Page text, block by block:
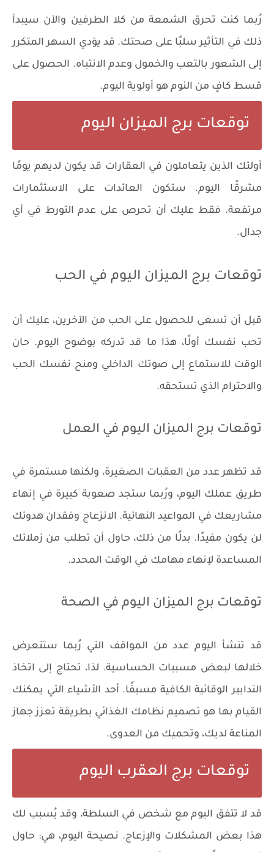
رُبما كنت تحرق الشمعة من كلا الطرفين والآن سيبدأ
ذلك في التأثير سلبًا على صحتك. قد يؤدي السهر المتكرر
إلى الشعور بالتعب والخمول وعدم الانتباه. الحصول على
قسط كافٍ من النوم هو أولوية اليوم.
توقعات برج الميزان اليوم
أولئك الذين يتعاملون في العقارات قد يكون لديهم يومًا
مشرقًا اليوم. ستكون العائدات على الاستثمارات
مرتفعة. فقط عليك أن تحرص على عدم التورط في أي
جدال.
توقعات برج الميزان اليوم في الحب
قبل أن تسعى للحصول على الحب من الآخرين، عليك أن
تحب نفسك أولًا، هذا ما قد تدركه بوضوح اليوم. حان
الوقت للاستماع إلى صوتك الداخلي ومنح نفسك الحب
والاحترام الذي تستحقه.
توقعات برج الميزان اليوم في العمل
قد تظهر عدد من العقبات الصغيرة، ولكنها مستمرة في
طريق عملك اليوم، ورُبما ستجد صعوبة كبيرة في إنهاء
مشاريعك في المواعيد النهائية. الانزعاج وفقدان هدوئك
لن يكون مفيدًا. بدلًا من ذلك، حاول أن تطلب من زملائك
المساعدة لإنهاء مهامك في الوقت المحدد.
توقعات برج الميزان اليوم في الصحة
قد تنشأ اليوم عدد من المواقف التي رُبما ستتعرض
خلالها لبعض مسببات الحساسية. لذا، تحتاج إلى اتخاذ
التدابير الوقائية الكافية مسبقًا. أحد الأشياء التي يمكنك
القيام بها هو تصميم نظامك الغذائي بطريقة تعزز جهاز
المناعة لديك، وتحميك من العدوى.
توقعات برج العقرب اليوم
قد لا تتفق اليوم مع شخص في السلطة، وقد يُسبب لك
هذا بعض المشكلات والإزعاج. نصيحة اليوم، هي: حاول